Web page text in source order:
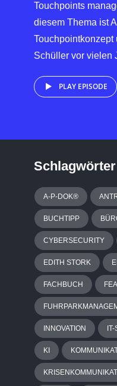
Touchpoints
diesem Thema ist
Touchpointkonzept
Schüller vor vielen
PLAY EPISODE
Schlagwörter
A-P-DOK®
BUCHTIPP
CYBERSECURITY
EDITH STORK
FACHBUCH
INNOVATION
KI